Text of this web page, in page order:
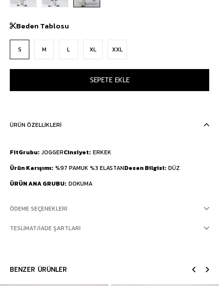
Beden Tablosu
S M L XL XXL
ÜRÜN ÖZELLIKLERI
FitGrubu JOGGERCinsiyet ERKEK
Ürün Karışımı %97 PAMUK %3 ELASTANDesen Bilgisi DÜZ
ÜRÜN ANA GRUBU DOKUMA
ÖDEME SEÇENEKLERI
TESLIMAT/İADE ŞARTLARI
BENZER ÜRÜNLER